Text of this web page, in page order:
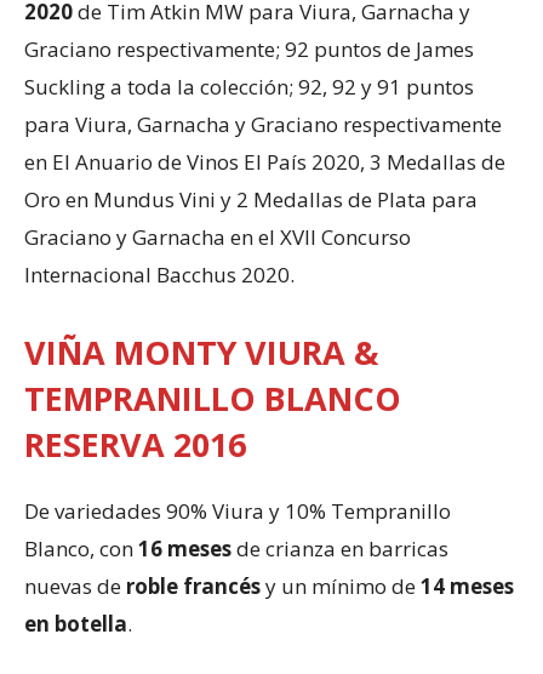
2020de Tim Atkin MW para Viura, Garnacha y
Graciano respectivamente; 92 puntos de James
Suckling a toda la colección; 92, 92 y 91 puntos
para Viura, Garnacha y Graciano respectivamente
en El Anuario de Vinos El País 2020, 3 Medallas de
Oro en Mundus Vini y 2 Medallas de Plata para
Graciano y Garnacha en el XVII Concurso
Internacional Bacchus 2020.
VIÑA MONTY VIURA &
TEMPRANILLO BLANCO
RESERVA 2016
De variedades 90% Viura y 10% Tempranillo
Blanco, con16 mesesde crianza en barricas
nuevas de roble francésy un mínimo de14 meses
en botella.